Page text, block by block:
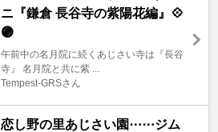
ニ『鎌倉 長谷寺の紫陽花編』💠
🟣
午前中の名月院に続くあじさい寺は『長谷
寺』 名月院と共に紫 ...
Tempest-GRSさん
恋し野の里あじさい園⋯⋯ジム